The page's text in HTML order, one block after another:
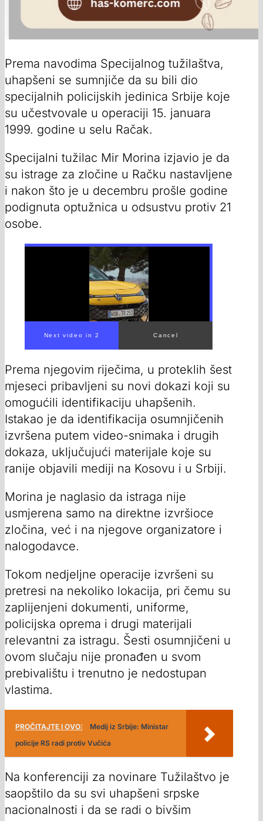
Prema navodima Specijalnog tužilaštva,
uhapšeni se sumnjiče da su bili dio
specijalnih policijskih jedinica Srbije koje
su učestvovale u operaciji 15. januara
1999. godine u selu Račak.
Specijalni tužilac Mir Morina izjavio je da
su istrage za zločine u Račku nastavljene
i nakon što je u decembru prošle godine
podignuta optužnica u odsustvu protiv 21
osobe.
Prema njegovim riječima, u proteklih šest
mjeseci pribavljeni su novi dokazi koji su
omogućili identifikaciju uhapšenih.
Istakao je da identifikacija osumnjičenih
izvršena putem video-snimaka i drugih
dokaza, uključujući materijale koje su
ranije objavili mediji na Kosovu i u Srbiji.
Morina je naglasio da istraga nije
usmjerena samo na direktne izvršioce
zločina, već i na njegove organizatore i
nalogodavce.
Tokom nedjeljne operacije izvršeni su
pretresi na nekoliko lokacija, pri čemu su
zaplijenjeni dokumenti, uniforme,
policijska oprema i drugi materijali
relevantni za istragu. Šesti osumnjičeni u
ovom slučaju nije pronađen u svom
prebivalištu i trenutno je nedostupan
vlastima.
PROČITAJTE I OVO:
Medij iz Srbije: Ministar
policije RS radi protiv Vučića
Na konferenciji za novinare Tužilaštvo je
saopštilo da su svi uhapšeni srpske
nacionalnosti i da se radi o bivšim